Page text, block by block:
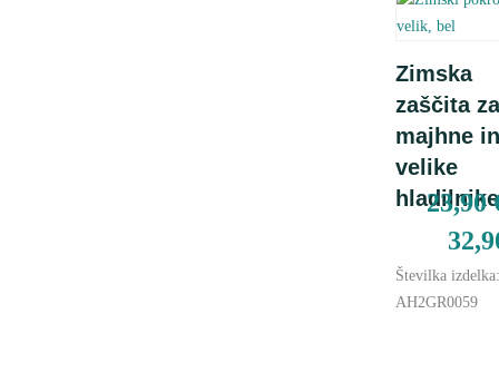
Preberi
Zimska
zaščita za
majhne in
velike
hladilnike
23,90
Številka izdelka:
AH2GR0059